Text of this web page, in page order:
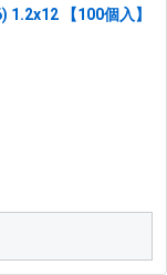
1.2x12 【100個入】